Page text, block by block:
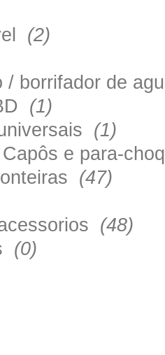
(2)
/ borrifador de
(1)
(1)
Capôs e para-
(47)
(48)
(0)